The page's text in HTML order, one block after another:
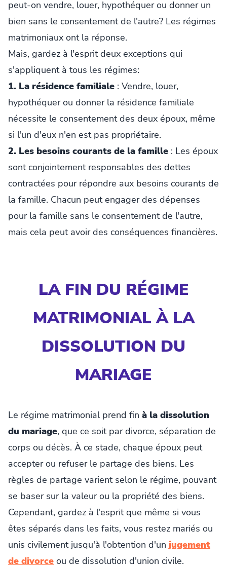
peut-on vendre, louer, hypothéquer ou donner un
bien sans le consentement de l'autre? Les régimes
matrimoniaux ont la réponse.
Mais, gardez à l'esprit deux exceptions qui
s'appliquent à tous les régimes:
1. La résidence familiale : Vendre, louer,
hypothéquer ou donner la résidence familiale
nécessite le consentement des deux époux, même
si l'un d'eux n'en est pas propriétaire.
2. Les besoins courants de la famille : Les époux
sont conjointement responsables des dettes
contractées pour répondre aux besoins courants de
la famille. Chacun peut engager des dépenses
pour la famille sans le consentement de l'autre,
mais cela peut avoir des conséquences financières.
LA FIN DU RÉGIME
MATRIMONIAL À LA
DISSOLUTION DU
MARIAGE
Le régime matrimonial prend fin à la dissolution
du mariage, que ce soit par divorce, séparation de
corps ou décès. À ce stade, chaque époux peut
accepter ou refuser le partage des biens. Les
règles de partage varient selon le régime, pouvant
se baser sur la valeur ou la propriété des biens.
Cependant, gardez à l'esprit que même si vous
êtes séparés dans les faits, vous restez mariés ou
unis civilement jusqu'à l'obtention d'unjugement
de divorce ou de dissolution d'union civile.